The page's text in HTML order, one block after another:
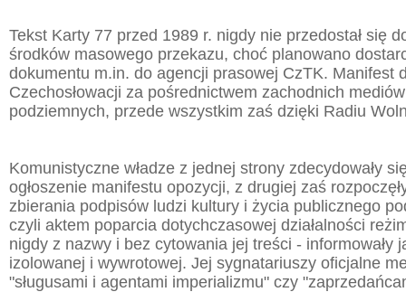
Tekst Karty 77 przed 1989 r. nigdy nie przedostał się
środków masowego przekazu, choć planowano
dokumentu m.in. do agencji prasowej CzTK. Manifest
Czechosłowacji za pośrednictwem zachodnich
podziemnych, przede wszystkim zaś dzięki Radiu
Komunistyczne władze z jednej strony zdecydowały
ogłoszenie manifestu opozycji, z drugiej zaś
zbierania podpisów ludzi kultury i życia publicznego
czyli aktem poparcia dotychczasowej działalności
nigdy z nazwy i bez cytowania jej treści - informowały
izolowanej i wywrotowej. Jej sygnatariuszy oficjalne
"sługusami i agentami imperializmu" czy